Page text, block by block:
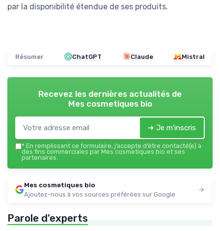
par la disponibilité étendue de ses produits.
Résumer ChatGPT Claude Mistral
Recevez les dernières actualités de
Mes cosmetiques bio
➔ Je m'inscris
* En remplissant ce formulaire, j’accepte d’être contacté(e) à
des fins commerciales par Mes cosmetiques bio et ses
partenaires.
Mes cosmetiques bio
Ajoutez-nous à vos sources préférées sur Google
Parole d'experts